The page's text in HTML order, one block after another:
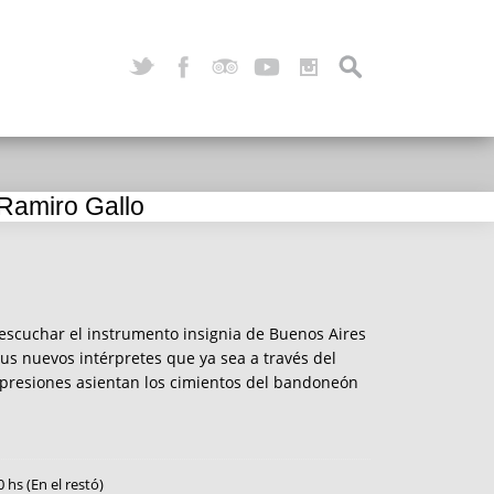
Gallo
el instrumento insignia de Buenos Aires
nuevos intérpretes que ya sea a través del
asientan los cimientos del bandoneón
hs (En el restó)